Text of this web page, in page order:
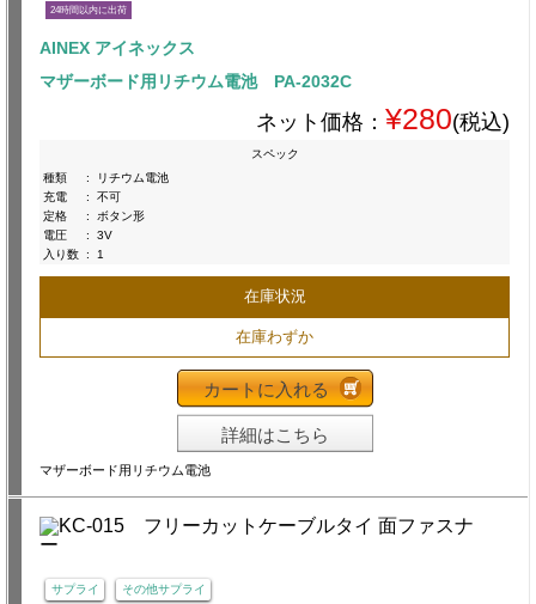
24時間以内に出荷
AINEX アイネックス
マザーボード用リチウム電池 PA-2032C
ネット価格： ¥280(税込)
スペック
種類
:
リチウム電池
充電
:
不可
定格
:
ボタン形
電圧
:
3V
入り数 : 1
在庫状況
在庫わずか
カートに入れる
詳細はこちら
マザーボード用リチウム電池
サプライ その他サプライ